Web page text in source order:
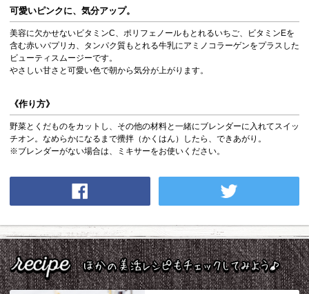
可愛いピンクに、気分アップ。
美容に欠かせないビタミンC、ポリフェノールもとれるいちご、ビタミンEを
含む赤いパプリカ、タンパク質もとれる牛乳にアミノコラーゲンをプラスした
ビューティスムージーです。
やさしい甘さと可愛い色で朝から気分が上がります。
《作り方》
野菜とくだものをカットし、その他の材料と一緒にブレンダーに入れてスイッ
チオン。なめらかになるまで攪拌（かくはん）したら、できあがり。
※ブレンダーがない場合は、ミキサーをお使いください。